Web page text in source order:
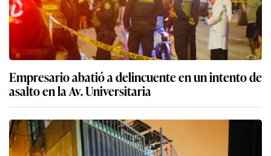
Empresario abatió a delincuente en un intento de
asalto en la Av. Universitaria